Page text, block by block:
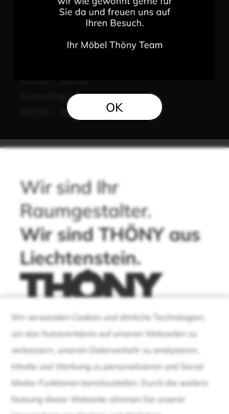
Öffnungszeiten
Montag bis Freitag:
Samstag:
09:00 - 16:00
Wir sind Ihr
Raumgestalter.
Wir sind THÖNY aus
Liechtenstein.
Wir verwenden Cookies und ähnliche Technologien,
um das Nutzererlebnis auf unseren Webseiten zu
verbessern, unseren Datenverkehr zu analysieren,
Inhalte und Werbung zu personalisieren und Social
Media-Funktionen bereitzustellen. Durch die weitere
Nutzung dieser Webseite stimmen Sie unserer
OK